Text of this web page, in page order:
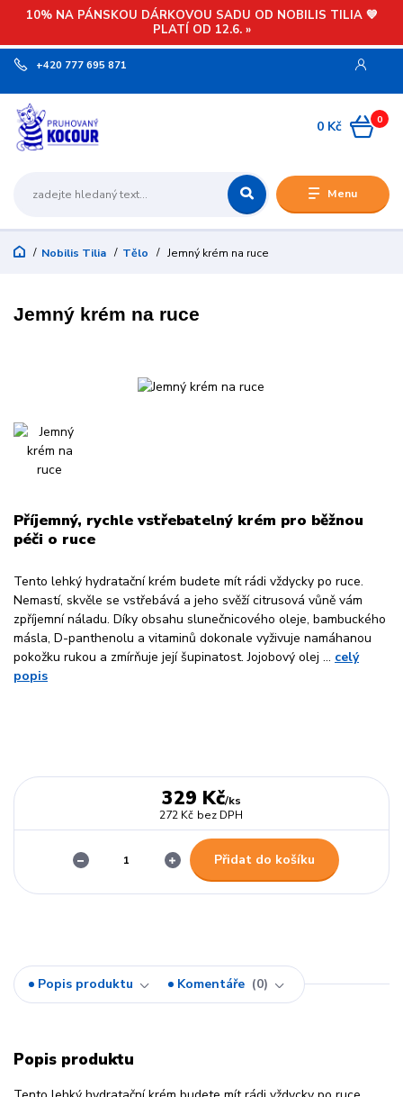
10% NA PÁNSKOU DÁRKOVOU SADU OD NOBILIS TILIA 💙
PLATÍ OD 12.6. »
Menu
+420 777 695 871
0
0 Kč
Nobilis Tilia Tělo Jemný krém na ruce
Jemný krém na ruce
Příjemný, rychle vstřebatelný krém pro běžnou
péči o ruce
Tento lehký hydratační krém budete mít rádi vždycky po ruce.
Nemastí, skvěle se vstřebává a jeho svěží citrusová vůně vám
zpříjemní náladu. Díky obsahu slunečnicového oleje, bambuckého
másla, D-panthenolu a vitaminů dokonale vyživuje namáhanou
pokožku rukou a zmírňuje její šupinatost. Jojobový olej ... celý
popis
329 Kč/ks
272 Kč bez DPH
Přidat do košíku
Popis produktu Komentáře 0
Popis produktu